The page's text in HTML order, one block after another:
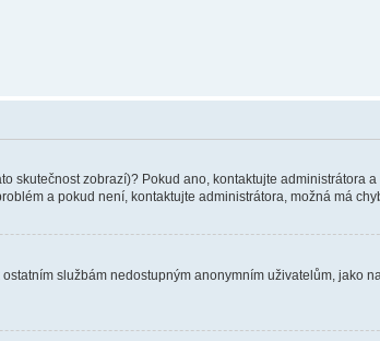
zobrazí)? Pokud ano, kontaktujte administrátora
a pokud není, kontaktujte administrátora, možná má
službám nedostupným anonymním uživatelům, jako